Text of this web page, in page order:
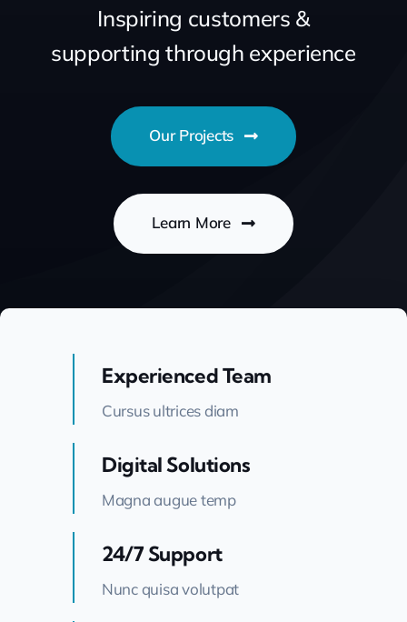
Inspiring customers &
supporting through experience
Our Projects
Learn More
Experienced Team
Cursus ultrices diam
Digital Solutions
Magna augue temp
24/7 Support
Nunc quisa volutpat